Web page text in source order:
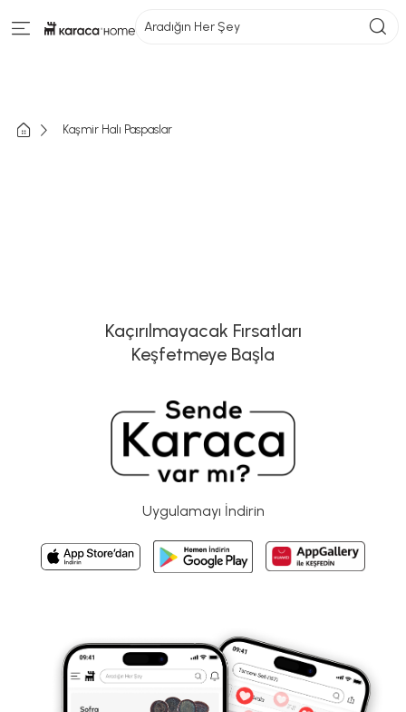
Aradığın Her Şey
Kaşmir Halı Paspaslar
Kaçırılmayacak Fırsatları
Keşfetmeye Başla
Uygulamayı İndirin